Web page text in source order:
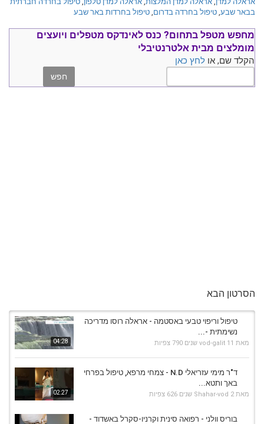
בבאר שבע, טיפול בחרדה בדרום, טיפול בחרדות באר שבע
מחפש מטפל בתחום? כנס לאינדקס מטפלים ויועצים
מומלצים מבית אלטרנטיבלי
הקלד שם, או לחץ כאן
הסרטון הבא
04:28
טיפול וריפוי טבעי באסטמה - אראלה רוסו מדריכה
נשימתית -...
מאת vod-galit 11 שנים 790 צפיות
02:27
ד"ר מימי עזריאלי N.D - צמחי מרפא, טיפול בפרחי
באך ותטא...
מאת Shahar-vod 2 שנים 626 צפיות
בוריס וולני - רפואה סינית וקרניו-סקרל באשדוד -